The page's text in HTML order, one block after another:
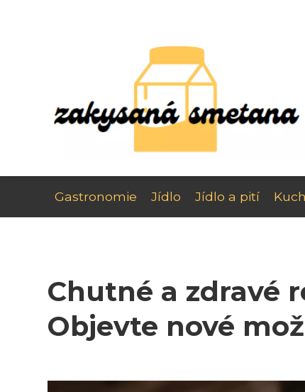
Gastronomie Jídlo Jídlo a pití
Chutné a zdravé
Objevte nové